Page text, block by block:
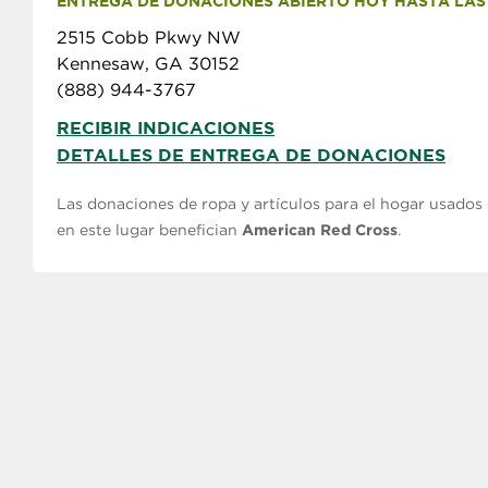
2515 Cobb Pkwy NW
Kennesaw, GA 30152
(888) 944-3767
RECIBIR INDICACIONES
DETALLES DE ENTREGA DE DONACIONES
Las donaciones de ropa y artículos para el hogar usados
en este lugar benefician American Red Cross.